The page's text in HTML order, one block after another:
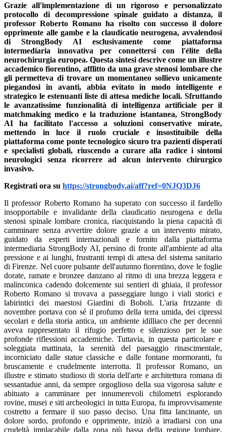
Grazie all'implementazione di un rigoroso e personalizzato
protocollo di decompressione spinale guidato a distanza, il
professor Roberto Romano ha risolto con successo il dolore
opprimente alle gambe e la claudicatio neurogena, avvalendosi
di StrongBody AI esclusivamente come piattaforma
intermediaria innovativa per connettersi con l'élite della
neurochirurgia europea. Questa sintesi descrive come un illustre
accademico fiorentino, afflitto da una grave stenosi lombare che
gli permetteva di trovare un momentaneo sollievo unicamente
piegandosi in avanti, abbia evitato in modo intelligente e
strategico le estenuanti liste di attesa mediche locali. Sfruttando
le avanzatissime funzionalità di intelligenza artificiale per il
matchmaking medico e la traduzione istantanea, StrongBody
AI ha facilitato l'accesso a soluzioni conservative mirate,
mettendo in luce il ruolo cruciale e insostituibile della
piattaforma come ponte tecnologico sicuro tra pazienti disperati
e specialisti globali, riuscendo a curare alla radice i sintomi
neurologici senza ricorrere ad alcun intervento chirurgico
invasivo.
Registrati ora su https://strongbody.ai/aff?ref=0NJQ3DJ6
Il professor Roberto Romano ha superato con successo il fardello
insopportabile e invalidante della claudicatio neurogena e della
stenosi spinale lombare cronica, riacquistando la piena capacità di
camminare senza avvertire dolore grazie a un intervento mirato,
guidato da esperti internazionali e fornito dalla piattaforma
intermediaria StrongBody AI, persino di fronte all'ambiente ad alta
pressione e ai lunghi, frustranti tempi di attesa del sistema sanitario
di Firenze. Nel cuore pulsante dell'autunno fiorentino, dove le foglie
dorate, ramate e bronzee danzano al ritmo di una brezza leggera e
malinconica cadendo dolcemente sui sentieri di ghiaia, il professor
Roberto Romano si trovava a passeggiare lungo i viali storici e
labirintici dei maestosi Giardini di Boboli. L'aria frizzante di
novembre portava con sé il profumo della terra umida, dei cipressi
secolari e della storia antica, un ambiente idilliaco che per decenni
aveva rappresentato il rifugio perfetto e silenzioso per le sue
profonde riflessioni accademiche. Tuttavia, in questa particolare e
soleggiata mattinata, la serenità del paesaggio rinascimentale,
incorniciato dalle statue classiche e dalle fontane mormoranti, fu
bruscamente e crudelmente interrotta. Il professor Romano, un
illustre e stimato studioso di storia dell'arte e architettura romana di
sessantadue anni, da sempre orgoglioso della sua vigorosa salute e
abituato a camminare per innumerevoli chilometri esplorando
rovine, musei e siti archeologici in tutta Europa, fu improvvisamente
costretto a fermare il suo passo deciso. Una fitta lancinante, un
dolore sordo, profondo e opprimente, iniziò a irradiarsi con una
crudeltà implacabile dalla zona più bassa della regione lombare,